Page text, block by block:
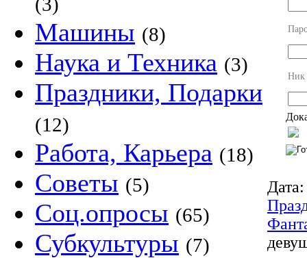
Машины (8)
Наука и Техника (3)
Праздники, Подарки
(12)
Работа, Карьера (18)
Советы (5)
Соц.опросы (65)
Субкультуры (7)
Ник
Дата: